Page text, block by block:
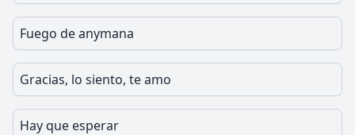
Fuego de anymana
Gracias, lo siento, te amo
Hay que esperar